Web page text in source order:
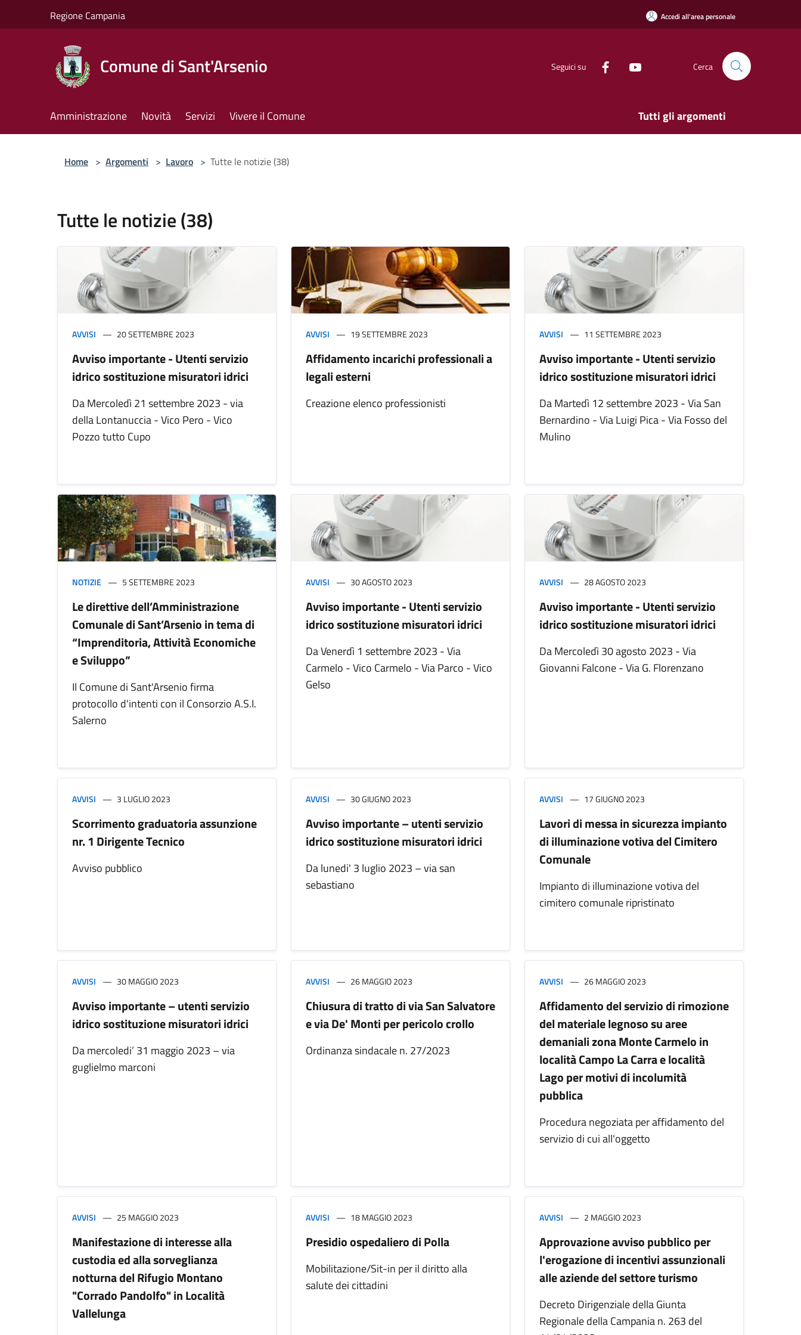
Regione Campania Accedi all'area personale
Comune di Sant'Arsenio Seguici su Cerca
Amministrazione Novità Servizi Vivere il Comune Tutti gli argomenti
Home > Argomenti > Lavoro > Tutte le notizie (38)
Tutte le notizie (38)
AVVISI 20 SETTEMBRE 2023
Avviso importante - Utenti servizio
idrico sostituzione misuratori idrici
Da Mercoledì 21 settembre 2023 - via
della Lontanuccia - Vico Pero - Vico
Pozzo tutto Cupo
AVVISI 19 SETTEMBRE 2023
Affidamento incarichi professionali a
legali esterni
Creazione elenco professionisti
AVVISI 11 SETTEMBRE 2023
Avviso importante - Utenti servizio
idrico sostituzione misuratori idrici
Da Martedì 12 settembre 2023 - Via San
Bernardino - Via Luigi Pica - Via Fosso del
Mulino
NOTIZIE 5 SETTEMBRE 2023
Le direttive dell’Amministrazione
Comunale di Sant’Arsenio in tema di
“Imprenditoria, Attività Economiche
e Sviluppo”
Il Comune di Sant'Arsenio firma
protocollo d'intenti con il Consorzio A.S.I.
Salerno
AVVISI 30 AGOSTO 2023
Avviso importante - Utenti servizio
idrico sostituzione misuratori idrici
Da Venerdì 1 settembre 2023 - Via
Carmelo - Vico Carmelo - Via Parco - Vico
Gelso
AVVISI 28 AGOSTO 2023
Avviso importante - Utenti servizio
idrico sostituzione misuratori idrici
Da Mercoledì 30 agosto 2023 - Via
Giovanni Falcone - Via G. Florenzano
AVVISI 3 LUGLIO 2023
Scorrimento graduatoria assunzione
nr. 1 Dirigente Tecnico
Avviso pubblico
AVVISI 30 GIUGNO 2023
Avviso importante – utenti servizio
idrico sostituzione misuratori idrici
Da lunedi' 3 luglio 2023 – via san
sebastiano
AVVISI 17 GIUGNO 2023
Lavori di messa in sicurezza impianto
di illuminazione votiva del Cimitero
Comunale
Impianto di illuminazione votiva del
cimitero comunale ripristinato
AVVISI 30 MAGGIO 2023
Avviso importante – utenti servizio
idrico sostituzione misuratori idrici
Da mercoledi’ 31 maggio 2023 – via
guglielmo marconi
AVVISI 26 MAGGIO 2023
Chiusura di tratto di via San Salvatore
e via De' Monti per pericolo crollo
Ordinanza sindacale n. 27/2023
AVVISI 26 MAGGIO 2023
Affidamento del servizio di rimozione
del materiale legnoso su aree
demaniali zona Monte Carmelo in
località Campo La Carra e località
Lago per motivi di incolumità
pubblica
Procedura negoziata per affidamento del
servizio di cui all'oggetto
AVVISI 25 MAGGIO 2023
Manifestazione di interesse alla
custodia ed alla sorveglianza
notturna del Rifugio Montano
"Corrado Pandolfo" in Località
Vallelunga
AVVISI 18 MAGGIO 2023
Presidio ospedaliero di Polla
Mobilitazione/Sit-in per il diritto alla
salute dei cittadini
AVVISI 2 MAGGIO 2023
Approvazione avviso pubblico per
l'erogazione di incentivi assunzionali
alle aziende del settore turismo
Decreto Dirigenziale della Giunta
Regionale della Campania n. 263 del